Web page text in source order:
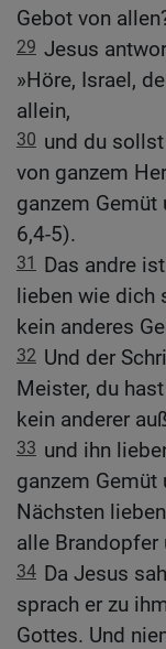
Gebot von
29 Jesus
»Höre, Israel,
allein,
30 und du
von ganzem
ganzem
6,4-5).
31 Das andre
lieben wie dich
kein anderes
32 Und der
Meister, du
kein anderer
33 und ihn
ganzem Gemüt
Nächsten
alle Brandopfer
34 Da Jesus
sprach er zu
Gottes. Und